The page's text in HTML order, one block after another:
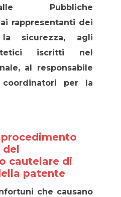
Pubbliche
rappresentanti dei
sicurezza, agli
iscritti nel
al responsabile
per la
del
cautelare di
patente
che causano